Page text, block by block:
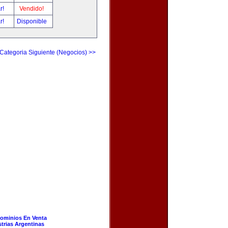
Vendido!
Disponible
Categoria Siguiente (Negocios) >>
En Venta
Argentinas